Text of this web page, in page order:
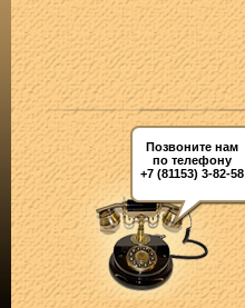
Позвоните нам
по телефону
+7 (81153) 3-82-58